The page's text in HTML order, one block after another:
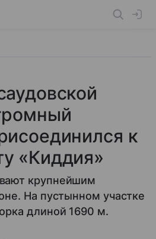
к
«Киддия»
крупнейшим
На пустынном участке
длиной 1690 м.